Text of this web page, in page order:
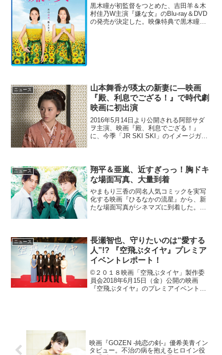
黒木瞳が初監督をつとめた、吉田羊＆木
村佳乃W主演『嫌な女』のBlu-ray＆DVD
の発売が決定した。映像特典で黒木瞳が
ニュース
山本舞香が瑛太の新妻に―映画
『殿、利息でござる！』で時代劇
映画に初出演
2016年5月14日より公開される阿部サダ
ヲ主演、映画『殿、利息でござる！』
に、今季「JR SKI SKI」のイメージガー
映画『殿、...
ニュース
翔平＆亜嵐、近すぎっっ！胸ドキ
な場面写真、大量到着
やまもり三香の同名人気コミックを実写
化する映画『ひるなかの流星』から、新
たな場面写真がシネマズに到着した。映
勤を機に、東京に住...
ニュース
長瀬智也、守りたいのは“愛する
人”!? 『空飛ぶタイヤ』プレミア
イベントレポート！
©２０１８映画「空飛ぶタイヤ」製作委
員会2018年6月15日（金）公開の映画
『空飛ぶタイヤ』のプレミアイベント＆
映画『GOZEN -純恋の剣-』優希美青イン
タビュー。不治の病を抱えるヒロイン役